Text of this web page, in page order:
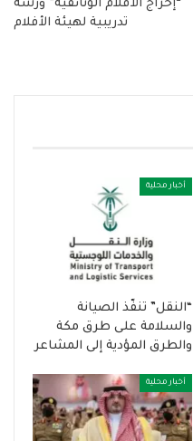
“إخراج الأفلام الوثائقية” ورشة
تدريبية لهيئة الأفلام
أخبار محلية
“النقل” تنفّذ الصيانة
والسلامة على طرق مكة
والطرق المؤدية إلى المشاعر
أخبار محلية